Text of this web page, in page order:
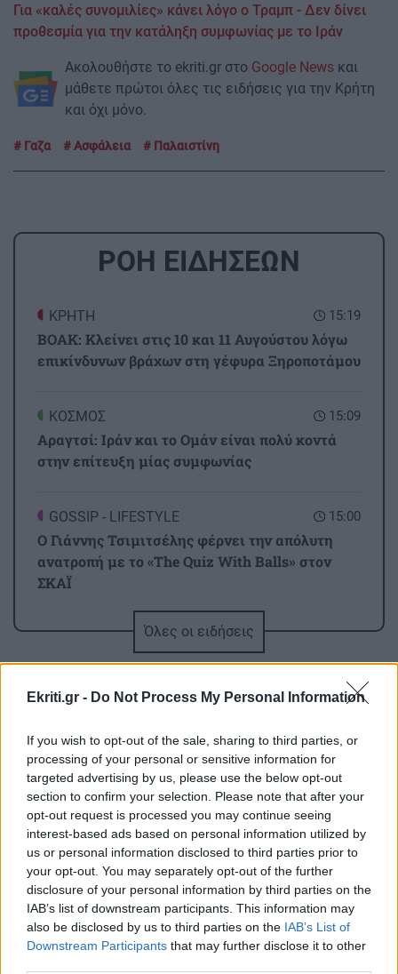
Ekriti.gr - Do Not Process My Personal Information
If you wish to opt-out of the sale, sharing to third parties, or
processing of your personal or sensitive information for
targeted advertising by us, please use the below opt-out
section to confirm your selection. Please note that after your
opt-out request is processed you may continue seeing
interest-based ads based on personal information utilized by
us or personal information disclosed to third parties prior to
your opt-out. You may separately opt-out of the further
disclosure of your personal information by third parties on the
IAB’s list of downstream participants. This information may
also be disclosed by us to third parties on the IAB’s List of
Downstream Participants that may further disclose it to other
Για «καλές συνομιλίες» κάνει λόγο ο Τραμπ - Δεν δίνει
προθεσμία για την κατάληξη συμφωνίας με το Ιράν
Ακολουθήστε το ekriti.gr στο Google News και
μάθετε πρώτοι όλες τις ειδήσεις για την Κρήτη
και όχι μόνο.
Γαζα Ασφάλεια Παλαιστίνη
ΡΟΗ ΕΙΔΗΣΕΩΝ
15:19
ΚΡΗΤΗ
ΒΟΑΚ: Κλείνει στις 10 και 11 Αυγούστου λόγω
επικίνδυνων βράχων στη γέφυρα Ξηροποτάμου
15:09
ΚΟΣΜΟΣ
Αραγτσί: Ιράν και το Ομάν είναι πολύ κοντά
στην επίτευξη μίας συμφωνίας
15:00
GOSSIP - LIFESTYLE
Ο Γιάννης Τσιμιτσέλης φέρνει την απόλυτη
ανατροπή με το «The Quiz With Balls» στον
ΣΚΑΪ
Δήμος Αγ.Νικολάου: 2ο Φεστιβάλ Κρηνών στις
14:44
ΟΙΚΟΝΟΜΙΑ
Ο «χάρτης» των πληρωμών από e-ΕΦΚΑ, ΔΥΠΑ
για την περίοδο 10 έως 14 Αυγούστου
14:34
ΕΛΛΑΔΑ
Mega fire στην Αττικοβοιωτία: «Κατάπινε»
2.800 στρέμματα την ώρα
14:22
ΚΡΗΤΗ
Όλες οι ειδήσεις
ΠΕΡΙΣΣΟΤΕΡΑ
ΚΡΗΤΗ
ΒΟΑΚ: Κλείνει στις 10 και 11
Αυγούστου λόγω επικίνδυνων